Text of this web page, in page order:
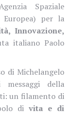
Spaziale
Europea) per la
Innovazione,
italiano Paolo
di Michelangelo
della
un filamento di
di vita e di